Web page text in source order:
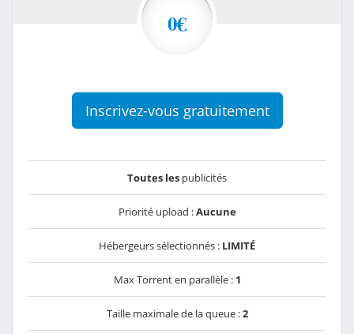
0€
Inscrivez-vous gratuitement
Toutes les publicités
Priorité upload :Aucune
Hébergeurs sélectionnés : LIMITÉ
Max Torrent en parallèle : 1
Taille maximale de la queue :2